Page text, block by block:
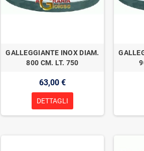
GALLEGGIANTE INOX DIAM.
800 CM. LT. 750
63,00 €
DETTAGLI